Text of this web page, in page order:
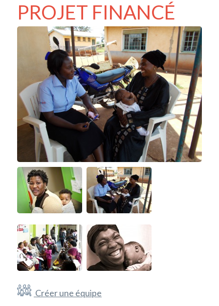
PROJET FINANCÉ
Créer une équipe